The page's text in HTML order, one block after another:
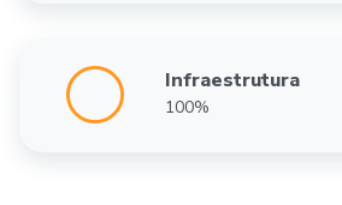
Infraestrutura
100%